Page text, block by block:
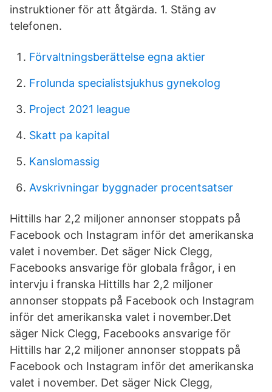
instruktioner för att åtgärda. 1. Stäng av
telefonen.
Förvaltningsberättelse egna aktier
Frolunda specialistsjukhus gynekolog
Project 2021 league
Skatt pa kapital
Kanslomassig
Avskrivningar byggnader procentsatser
Hittills har 2,2 miljoner annonser stoppats på
Facebook och Instagram inför det amerikanska
valet i november. Det säger Nick Clegg,
Facebooks ansvarige för globala frågor, i en
intervju i franska Hittills har 2,2 miljoner
annonser stoppats på Facebook och Instagram
inför det amerikanska valet i november.Det
säger Nick Clegg, Facebooks ansvarige för
Hittills har 2,2 miljoner annonser stoppats på
Facebook och Instagram inför det amerikanska
valet i november. Det säger Nick Clegg,